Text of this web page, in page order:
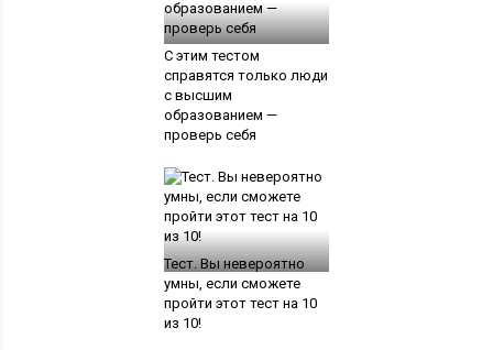
С этим тестом
справятся только люди
с высшим
образованием —
проверь себя
Тест. Вы невероятно
умны, если сможете
пройти этот тест на 10
из 10!